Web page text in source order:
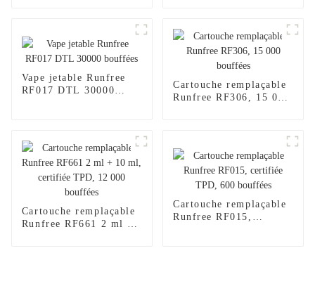
Vape jetable Runfree
RF017 DTL 30000
Cartouche remplaçable
Runfree RF306, 15 000
Cartouche remplaçable
Runfree RF661 2 ml +
Cartouche remplaçable
Runfree RF015,